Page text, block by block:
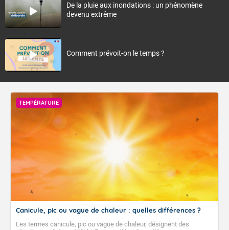
De la pluie aux inondations : un phénomène
devenu extrême
Comment prévoit-on le temps ?
TEMPÉRATURE
Canicule, pic ou vague de chaleur : quelles différences ?
Les termes canicule, pic ou vague de chaleur, désignent des